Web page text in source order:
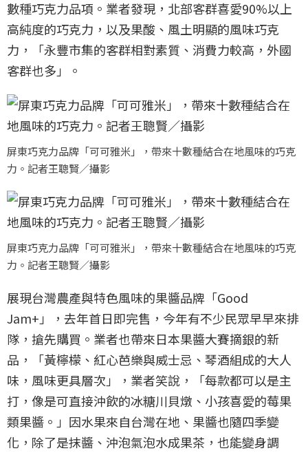
數種巧克力品項。業者發現，北部客群喜愛90%以上
高純度的巧克力，以及果酸、風土明顯的風味巧克
力，「永豐市集的客群相對素質、消費力較高，外國
客群也多」。
屏東巧克力品牌「可可雅米」，帶來十數種結合在地風味的巧克
力。記者王聰賢／攝影
屏東巧克力品牌「可可雅米」，帶來十數種結合在地風味的巧克
力。記者王聰賢／攝影
展現台灣農產與特色風味的果醬品牌「Good
Jam+」，去年首日即完售，今年有不少民眾早早來排
隊，搶先購買。業者也帶來日本果醬大賽摘銀的新
品，「黃檸檬、紅心芭樂與威士忌、琴酒組成的大人
味，風味更具層次」，業者笑說，「每款都可以是主
打，像是可直接沖飲的冰糖川貝燉、小孩喜愛的莓果
類果醬。」因水果來自台灣在地、果醬也隨四季變
化，除了是抹醬、沖泡氣泡水成果茶，也能變身調